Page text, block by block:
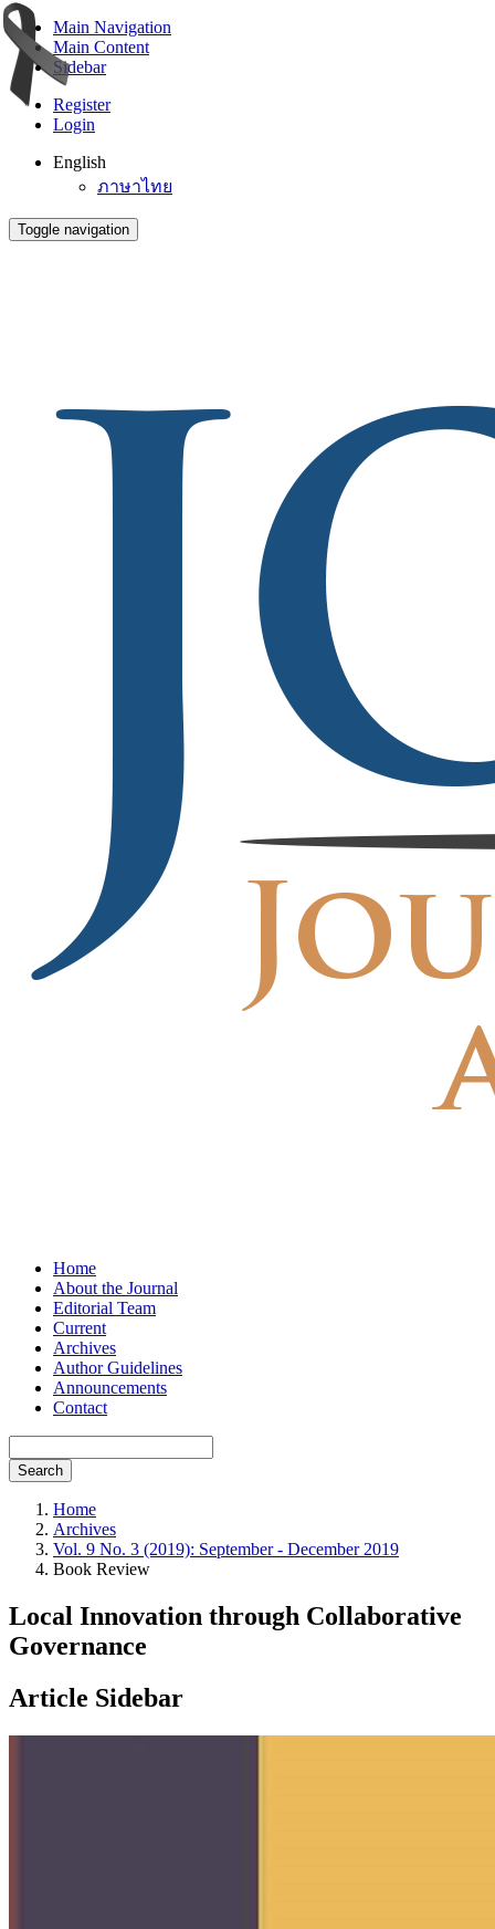
Main Navigation
Main Content
Sidebar
Register
Login
English
ภาษาไทย
Toggle navigation
Home
About the Journal
Editorial Team
Current
Archives
Author Guidelines
Announcements
Contact
Search
Home
Archives
Vol. 9 No. 3 (2019): September - December 2019
Book Review
Local Innovation through Collaborative
Governance
Article Sidebar